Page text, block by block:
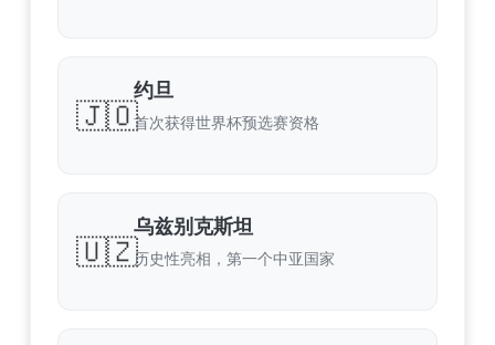
🇯🇴
约旦
首次获得世界杯预选赛资格
🇺🇿
乌兹别克斯坦
历史性亮相，第一个中亚国家